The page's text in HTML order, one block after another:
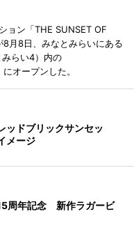
ョン「THE SUNSET OF
月8日、みなとみらいにある
らい4）内の
オープンした。
ッドブリックサンセッ
メージ
周年記念 新作ラガービ